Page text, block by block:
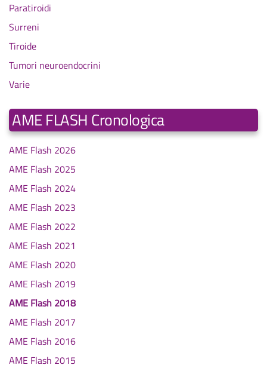
Paratiroidi
Surreni
Tiroide
Tumori neuroendocrini
Varie
AME FLASH Cronologica
AME Flash 2026
AME Flash 2025
AME Flash 2024
AME Flash 2023
AME Flash 2022
AME Flash 2021
AME Flash 2020
AME Flash 2019
AME Flash 2018
AME Flash 2017
AME Flash 2016
AME Flash 2015